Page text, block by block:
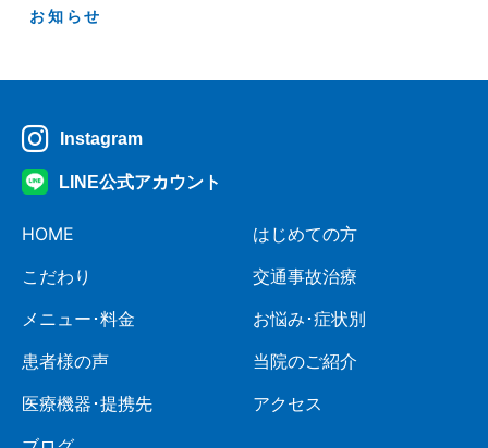
お知らせ
Instagram
LINE公式アカウント
HOME
はじめての方
こだわり
交通事故治療
メニュー･料金
お悩み･症状別
患者様の声
当院のご紹介
医療機器･提携先
アクセス